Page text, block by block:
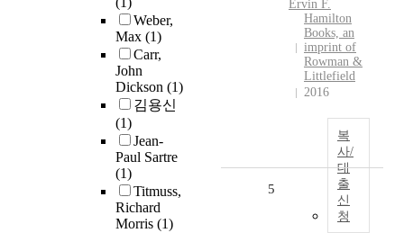
Weber,
Max (1)
Carr,
John
Dickson (1)
김용신
(1)
Jean-
Paul Sartre
(1)
Titmuss,
Richard
Morris (1)
Ervin F.
Hamilton
Books, an
imprint of
Rowman &
Littlefield
2016
복
사/
대
출
신
청
5